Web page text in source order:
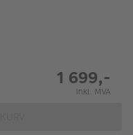
1 699,-
Inkl. MVA